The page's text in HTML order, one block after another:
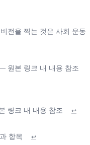
전을 찍는 것은 사회 운동
원본 링크 내 내용 참조
링크 내 내용 참조 ↩
항목 ↩